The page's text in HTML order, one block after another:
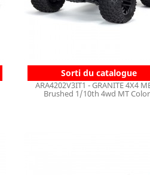
Sorti du catalogue
ARA4202V3IT1 - GRANITE 4X4
Brushed 1/10th 4wd MT